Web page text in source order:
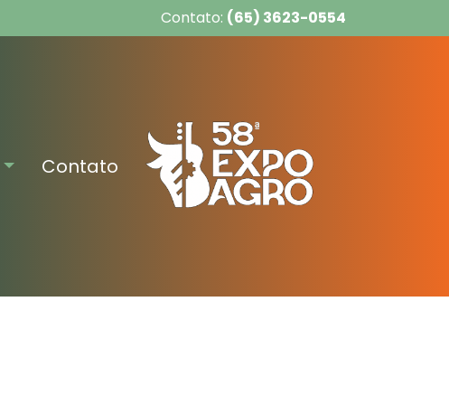
Contato: (65) 3623-0554
Contato